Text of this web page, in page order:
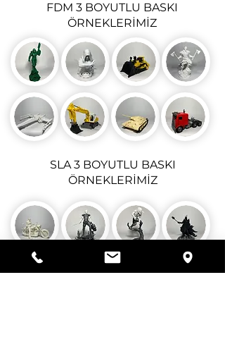
FDM 3 BOYUTLU BASKI
ÖRNEKLERİMİZ
SLA 3 BOYUTLU BASKI
ÖRNEKLERİMİZ